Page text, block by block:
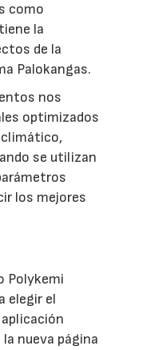
como
la
de la
Palokangas.
nos
optimizados
se utilizan
los mejores
Polykemi
elegir el
nueva página